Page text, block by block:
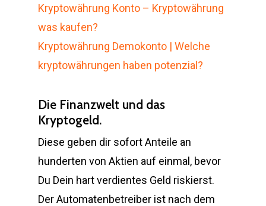
Kryptowährung Konto – Kryptowährung
was kaufen?
Kryptowährung Demokonto | Welche
kryptowährungen haben potenzial?
Die Finanzwelt und das
Kryptogeld.
Diese geben dir sofort Anteile an
hunderten von Aktien auf einmal, bevor
Du Dein hart verdientes Geld riskierst.
Der Automatenbetreiber ist nach dem